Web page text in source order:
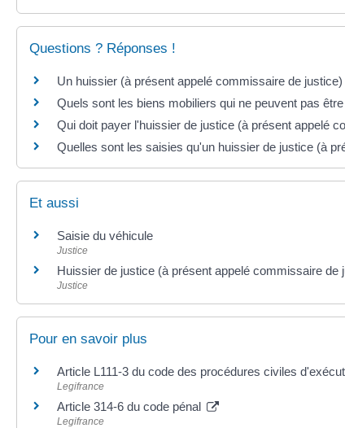
Questions ? Réponses !
Un huissier (à présent appelé commissaire de
Quels sont les biens mobiliers qui ne peuvent pas
Qui doit payer l'huissier de justice (à présent appelé
Quelles sont les saisies qu'un huissier de justice (à
Et aussi
Saisie du véhicule
Justice
Huissier de justice (à présent appelé commissaire de
Justice
Pour en savoir plus
Article L111-3 du code des procédures civiles
Legifrance
Article 314-6 du code pénal
Legifrance